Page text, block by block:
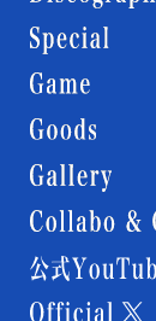
Special
Game
GOODS
GALLERY
Collabo
Campaign
公
YouTube
Official